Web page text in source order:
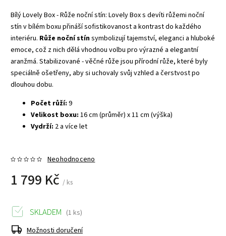
Bílý Lovely Box - Růže noční stín: Lovely Box s devíti růžemi noční
stín v bílém boxu přináší sofistikovanost a kontrast do každého
interiéru. Růže noční stínsymbolizují tajemství, eleganci a hluboké
emoce, což z nich dělá vhodnou volbu pro výrazné a elegantní
aranžmá. Stabilizované - věčné růže jsou přírodní růže, které byly
speciálně ošetřeny, aby si uchovaly svůj vzhled a čerstvost po
dlouhou dobu.
Počet růží: 9
Velikost boxu: 16 cm (průměr) x 11 cm (výška)
Vydrží: 2 a více let
Neohodnoceno
1 799 Kč / ks
SKLADEM (1 ks)
Možnosti doručení